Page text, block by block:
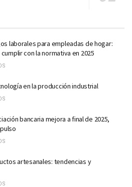
laborales para empleadas de hogar:
con la normativa en 2025
en la producción industrial
bancaria mejora a final de 2025,
artesanales: tendencias y